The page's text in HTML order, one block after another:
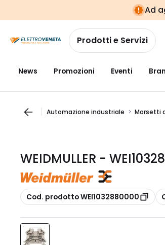
navigazionealla
pagina
Ad
Prodotti e Servizi
News Promozioni Eventi
Automazione industriale Morsetti
WEIDMULLER -
copia
Cod. prodotto WEI1032880000